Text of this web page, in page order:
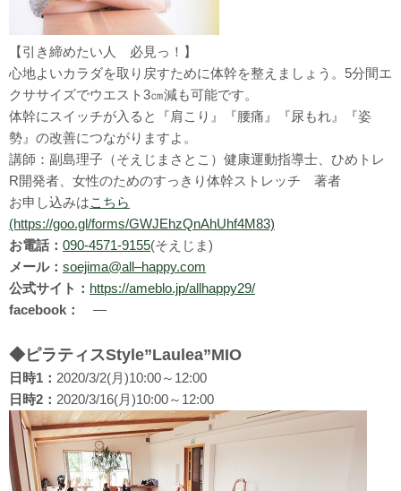
【引き締めたい人 必見っ！】
心地よいカラダを取り戻すために体幹を整えましょう。5分間エ
クササイズでウエスト3㎝減も可能です。
体幹にスイッチが入ると『肩こり』『腰痛』『尿もれ』『姿
勢』の改善につながりますよ。
講師：副島理子（そえじまさとこ）健康運動指導士、ひめトレ
R開発者、女性のためのすっきり体幹ストレッチ 著者
お申し込みはこちら
(https://goo.gl/forms/GWJEhzQnAhUhf4M83)
お電話： 090-4571-9155(そえじま)
メール： soejima@all–happy.com
公式サイト： https://ameblo.jp/allhappy29/
facebook：
―
◆ピラティスStyle”Laulea”MIO
日時1： 2020/3/2(月)10:00～12:00
日時2： 2020/3/16(月)10:00～12:00